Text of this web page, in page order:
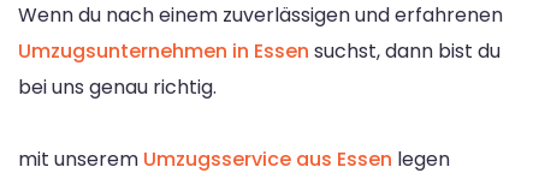
Wenn du nach einem zuverlässigen und erfahrenen
Umzugsunternehmen in Essen suchst, dann bist du
bei uns genau richtig.
mit unserem Umzugsservice aus Essen legen